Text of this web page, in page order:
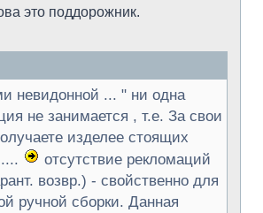
это поддорожник.
невидонной ... " ни одна
не занимается , т.е. За свои
изделее стоящих
отсутствие рекломаций
возвр.) - свойственно для
ручной сборки. Данная